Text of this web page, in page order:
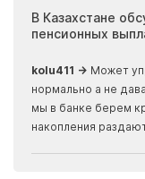
В Казахстане
пенсионных
kolu411 → Может
нормально а не
мы в банке берем
накопления